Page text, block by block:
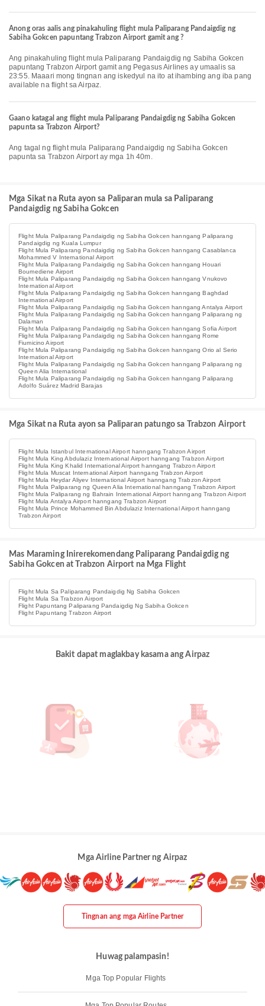
Anong oras aalis ang pinakahuling flight mula Paliparang Pandaigdig ng
Sabiha Gokcen papuntang Trabzon Airport gamit ang ?
Ang pinakahuling flight mula Paliparang Pandaigdig ng Sabiha Gokcen
papuntang Trabzon Airport gamit ang Pegasus Airlines ay umaalis sa
23:55. Maaari mong tingnan ang iskedyul na ito at ihambing ang iba pang
available na flight sa Airpaz.
Gaano katagal ang flight mula Paliparang Pandaigdig ng Sabiha Gokcen
papunta sa Trabzon Airport?
Ang tagal ng flight mula Paliparang Pandaigdig ng Sabiha Gokcen
papunta sa Trabzon Airport ay mga 1h 40m.
Mga Sikat na Ruta ayon sa Paliparan mula sa Paliparang
Pandaigdig ng Sabiha Gokcen
Flight Mula Paliparang Pandaigdig ng Sabiha Gokcen hanngang Paliparang
Pandaigdig ng Kuala Lumpur
Flight Mula Paliparang Pandaigdig ng Sabiha Gokcen hanngang Casablanca
Mohammed V International Airport
Flight Mula Paliparang Pandaigdig ng Sabiha Gokcen hanngang Houari
Boumediene Airport
Flight Mula Paliparang Pandaigdig ng Sabiha Gokcen hanngang Vnukovo
International Airport
Flight Mula Paliparang Pandaigdig ng Sabiha Gokcen hanngang Baghdad
International Airport
Flight Mula Paliparang Pandaigdig ng Sabiha Gokcen hanngang Antalya Airport
Flight Mula Paliparang Pandaigdig ng Sabiha Gokcen hanngang Paliparang ng
Dalaman
Flight Mula Paliparang Pandaigdig ng Sabiha Gokcen hanngang Sofia Airport
Flight Mula Paliparang Pandaigdig ng Sabiha Gokcen hanngang Rome
Fiumicino Airport
Flight Mula Paliparang Pandaigdig ng Sabiha Gokcen hanngang Orio al Serio
International Airport
Flight Mula Paliparang Pandaigdig ng Sabiha Gokcen hanngang Paliparang ng
Queen Alia International
Flight Mula Paliparang Pandaigdig ng Sabiha Gokcen hanngang Paliparang
Adolfo Suárez Madrid Barajas
Mga Sikat na Ruta ayon sa Paliparan patungo sa Trabzon Airport
Flight Mula Istanbul International Airport hanngang Trabzon Airport
Flight Mula King Abdulaziz International Airport hanngang Trabzon Airport
Flight Mula King Khalid International Airport hanngang Trabzon Airport
Flight Mula Muscat International Airport hanngang Trabzon Airport
Flight Mula Heydar Aliyev International Airport hanngang Trabzon Airport
Flight Mula Paliparang ng Queen Alia International hanngang Trabzon Airport
Flight Mula Paliparang ng Bahrain International Airport hanngang Trabzon Airport
Flight Mula Antalya Airport hanngang Trabzon Airport
Flight Mula Prince Mohammed Bin Abdulaziz International Airport hanngang
Trabzon Airport
Mas Maraming Inirerekomendang Paliparang Pandaigdig ng
Sabiha Gokcen at Trabzon Airport na Mga Flight
Flight Mula Sa Paliparang Pandaigdig Ng Sabiha Gokcen
Flight Mula Sa Trabzon Airport
Flight Papuntang Paliparang Pandaigdig Ng Sabiha Gokcen
Flight Papuntang Trabzon Airport
Bakit dapat maglakbay kasama ang Airpaz
Mga Airline Partner ng Airpaz
Tingnan ang mga Airline Partner
Huwag palampasin!
Mga Top Popular Flights